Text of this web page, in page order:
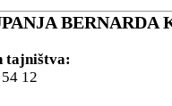
BERNARDA
tajništva:
12